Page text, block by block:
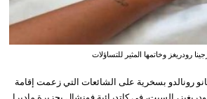
رودريغز وخاتمها المثير للتساؤلات
رونالدو بسخرية على الشائعات التي زعمت إقامة